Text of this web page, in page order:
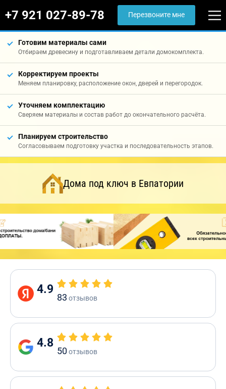
+7 921 027-89-78 Перезвоните мне
Готовим материалы сами
Отбираем древесину и подготавливаем детали домокомплекта.
Корректируем проекты
Меняем планировку, расположение окон, дверей и перегородок.
Уточняем комплектацию
Сверяем материалы и состав работ до окончательного расчёта.
Планируем строительство
Согласовываем подготовку участка и последовательность этапов.
Дома под ключ в Евпатории
4.9
83 отзывов
4.8
50отзывов